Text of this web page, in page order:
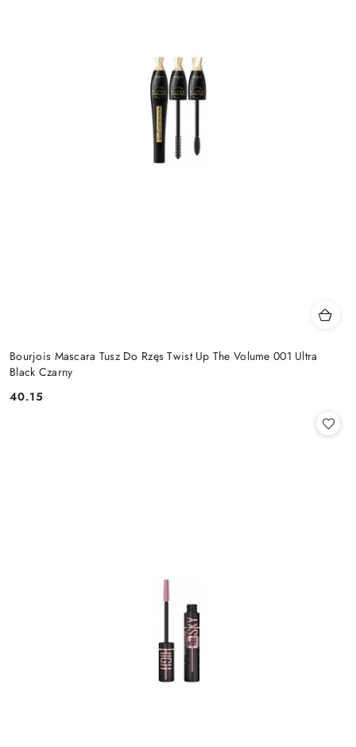
Bourjois Mascara Tusz Do Rzęs Twist Up The Volume 001 Ultra
Black Czarny
Cena:
40.15